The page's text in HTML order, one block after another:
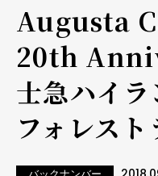
Augusta
20th
士急ハイ
フォレスト